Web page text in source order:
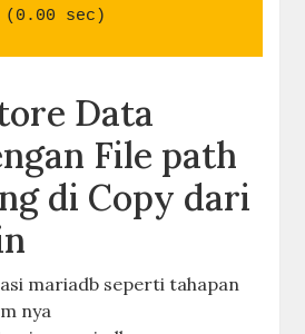
sec)
Data
File path
di Copy dari
mariadb seperti tahapan
nya